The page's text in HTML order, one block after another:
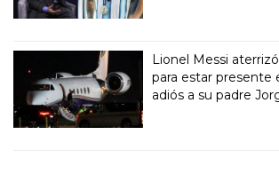
Lionel Messi
para estar presente
adiós a su padre